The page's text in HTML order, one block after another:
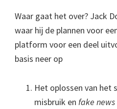
Waar gaat het over? Jack
waar hij de plannen voor
platform voor een deel
basis neer op
Het oplossen van het
misbruik en fake news